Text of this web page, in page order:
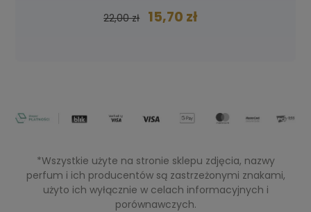
22,00 zł
15,70 zł
*Wszystkie użyte na stronie sklepu zdjęcia, nazwy
perfum i ich producentów są zastrzeżonymi znakami,
użyto ich wyłącznie w celach informacyjnych i
porównawczych.